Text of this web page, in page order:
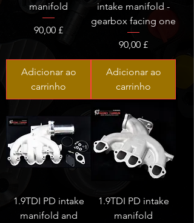
manifold
Preço
90,00 £
Adicionar ao
carrinho
intake manifold -
gearbox facing one
Preço
90,00 £
Adicionar ao
carrinho
1.9TDI PD intake
manifold and
1.9TDI PD intake
manifold